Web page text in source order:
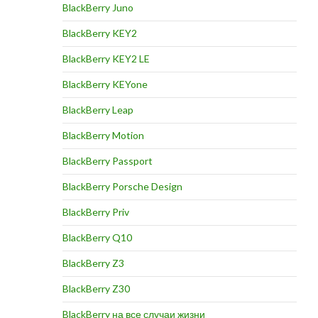
BlackBerry Juno
BlackBerry KEY2
BlackBerry KEY2 LE
BlackBerry KEYone
BlackBerry Leap
BlackBerry Motion
BlackBerry Passport
BlackBerry Porsche Design
BlackBerry Priv
BlackBerry Q10
BlackBerry Z3
BlackBerry Z30
BlackBerry на все случаи жизни